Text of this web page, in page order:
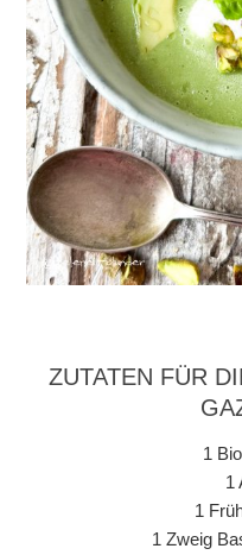
ZUTATEN FÜR
1
1
1
1 Zweig